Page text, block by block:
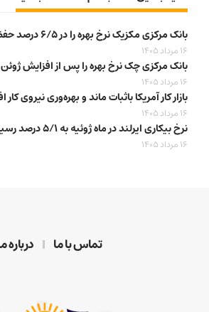
بانک مرکزی مکزیک نرخ بهره را در ۶/۵ درصد حفظ کرد
16 مرداد 1405
بانک مرکزی چک نرخ بهره را پس از افزایش
16 مرداد 1405
بازار کار آمریکا باثبات ماند و بهره‌وری نیروی
16 مرداد 1405
نرخ بیکاری ایرلند در ماه ژوئیه به ۵/۱ درصد رسید
16 مرداد 1405
تماس با ما درباره